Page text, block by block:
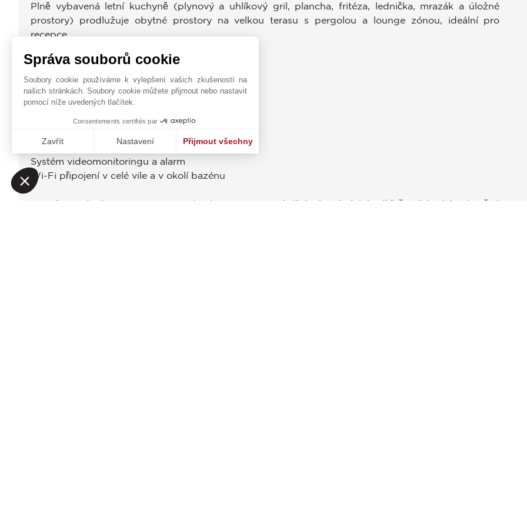
Plně vybavená letní kuchyně (plynový a uhlíkový gril, plancha, fritéza, lednička, mrazák a úložné
prostory) prodlužuje obytné prostory na velkou terasu s pergolou a lounge zónou, ideální pro
recepce.
Hřiště na pétanque
Putting green
Vybavení:
Reverzibilní klimatizace
Hydraulický výtah pro 6 osob
Systém videomonitoringu a alarm
Wi-Fi připojení v celé vile a v okolí bazénu
Tato luxusní vila v Mougins je vzácná nemovitost, ideální jako druhé bydliště nabízející jedinečný
Správa souborů cookie
Soubory cookie používáme k vylepšení vašich zkušeností na
našich stránkách. Soubory cookie můžete přijmout nebo nastavit
pomocí níže uvedených tlačítek.
Consentements certifiés par
Zavřít Nastavení Přijmout všechny
Axeptio consent
Platforma pro správu souhlasů: Upravte si své volby
Naše platforma vám umožňuje přizpůsobit a spravovat vaše nastavení soukromí, čímž zajišťuje dodržování předpisů.